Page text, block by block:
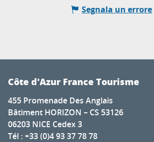
Segnala un errore
Côte d'Azur France Tourisme
455 Promenade Des Anglais
Bâtiment HORIZON – CS 53126
06203 NICE Cedex 3
Tél : +33 (0)4 93 37 78 78